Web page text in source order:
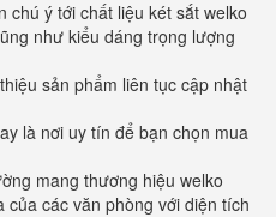
chú ý tới chất liệu két sắt welko
như kiểu dáng trọng lượng
sản phẩm liên tục cập nhật
là nơi uy tín để bạn chọn mua
mang thương hiệu welko
các văn phòng với diện tích